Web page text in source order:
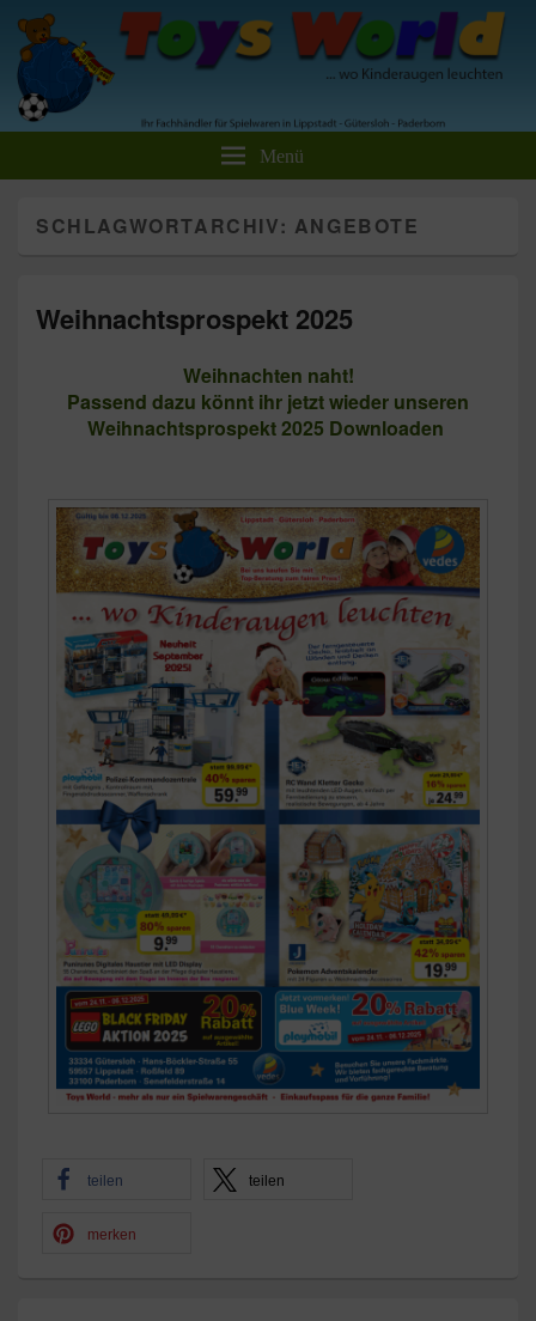
Toys World Spielwaren GmbH
Ihr Fachhändler für Spielwaren und Freizeitartikel
Menü
SCHLAGWORTARCHIV: ANGEBOTE
Weihnachtsprospekt 2025
Weihnachten naht!
Passend dazu könnt ihr jetzt wieder unseren
Weihnachtsprospekt 2025 Downloaden
teilen teilen
merken